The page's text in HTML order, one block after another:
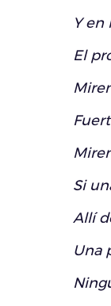
Y en
El
Si
Allí
Una